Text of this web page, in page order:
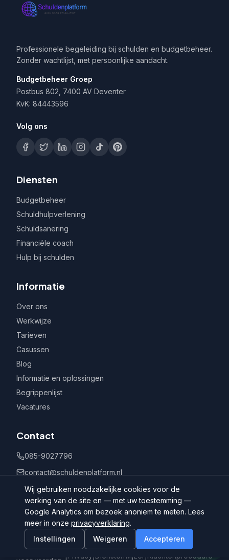
Professionele begeleiding bij schulden en budgetbeheer.
Zonder wachtlijst, met persoonlijke aandacht.
Budgetbeheer Groep
Postbus 802, 7400 AV Deventer
KvK: 84443596
Volg ons
Diensten
Budgetbeheer
Schuldhulpverlening
Schuldsanering
Financiële coach
Hulp bij schulden
Informatie
Over ons
Werkwijze
Tarieven
Casussen
Blog
Informatie en oplossingen
Begrippenlijst
Vacatures
Contact
085-9027796
contact@schuldenplatform.nl
Postbus 802, 7400 AV Deventer
©
Schuldenplatform.nl
Algemene
|Privacy |Dienstenwijzer |Klachtenprocedure
Wij gebruiken noodzakelijke cookies voor de
werking van de site en — met uw toestemming —
Google Analytics om bezoek anoniem te meten. Lees
meer in onze privacyverklaring.
Instellingen
Weigeren Accepteren